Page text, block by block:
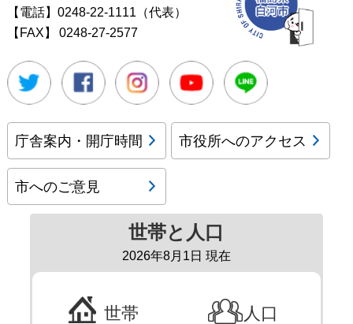
【電話】0248-22-1111（代表）
【FAX】
0248-27-2577
Twitter FacebookInstagramYoutube
庁舎案内・開庁時間 市役所へのアクセス
市へのご意見
世帯と人口
2026年8月1日 現在
世帯 人口